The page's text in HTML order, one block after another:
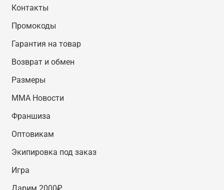
Контакты
Промокоды
Гарантия на товар
Возврат и обмен
Размеры
MMA Новости
Франшиза
Оптовикам
Экипировка под заказ
Игра